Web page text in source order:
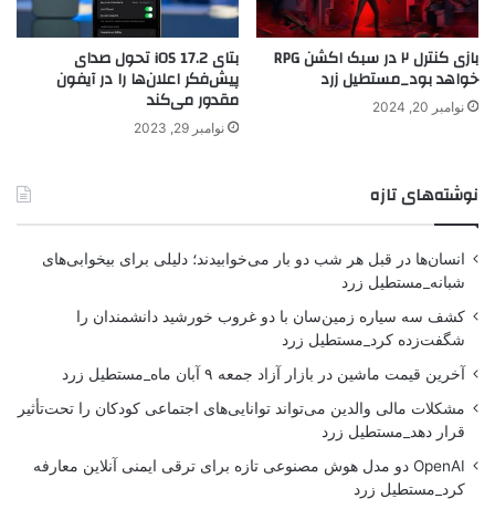
بازی کنترل ۲ در سبک اکشن RPG
خواهد بود_مستطیل زرد
نوامبر 20, 2024
بتای iOS 17.2 تحول صدای
پیش‌فکر اعلان‌ها را در آیفون
مقدور می‌کند
نوامبر 29, 2023
نوشته‌های تازه
انسان‌ها در قبل هر شب دو بار می‌خوابیدند؛ دلیلی برای بیخوابی‌های
شبانه_مستطیل زرد
کشف سه سیاره زمین‌سان با دو غروب خورشید دانشمندان را
شگفت‌زده کرد_مستطیل زرد
آخرین قیمت ماشین در بازار آزاد جمعه ۹ آبان ماه_مستطیل زرد
مشکلات مالی والدین می‌تواند توانایی‌های اجتماعی کودکان را تحت‌تأثیر
قرار دهد_مستطیل زرد
OpenAI دو مدل هوش مصنوعی تازه برای ترقی ایمنی آنلاین معارفه
کرد_مستطیل زرد